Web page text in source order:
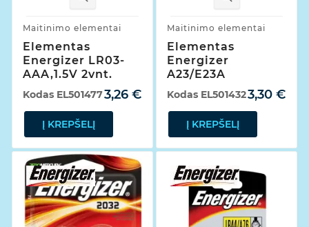
Maitinimo elementai
Elementas
Energizer LR03-
AAA,1.5V 2vnt.
3,26 €
Kodas EL501477
Į KREPŠELĮ
Maitinimo elementai
Elementas
Energizer
A23/E23A
3,30 €
Kodas EL501432
Į KREPŠELĮ